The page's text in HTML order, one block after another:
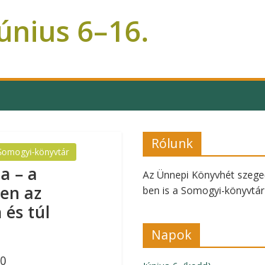
6–16.
könyvtár
– a
az
és túl
Rólunk
Az Ünnepi Könyvhét
ben is a Somogyi-
Napok